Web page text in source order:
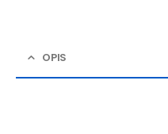
OPIS